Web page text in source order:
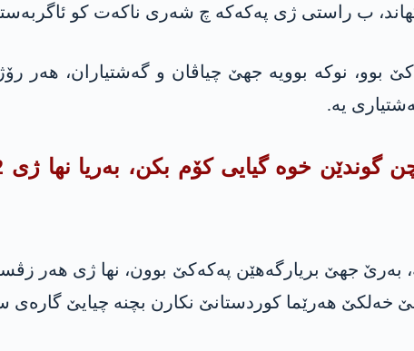
شەر یا په‌كه‌كێ بوو، نوکە بوویە جهێ چیاڤان و
یە.
بەرێ جهێ بریارگەهێن په‌كه‌كێ بوون، نها ژی هەر
هەرێما کوردستانێ نکارن بچنه‌ چیایێ گارەی